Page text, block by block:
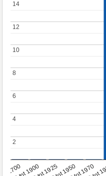
2
2
4
4
6
6
8
8
10
10
12
12
14
14